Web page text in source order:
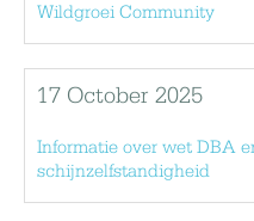
Wildgroei Community
17 October 2025
Informatie over wet DBA
schijnzelfstandigheid